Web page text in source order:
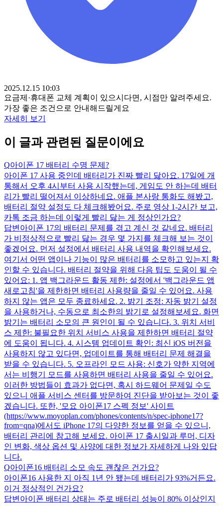
2025.12.15 10:03
요금제·휴대폰 교체 계획이 있으시다면, 시점만 알려주세요.
가장 좋은 조건으로 안내해드릴게요
자세히 보기
이 글과 관련된 질문이에요
Q아이폰 17 배터리 수명 문제?
아이폰 17 사용 중인데 배터리가 진짜 빨리 닳아요. 17일에 개
통해서 오후 4시부터 사용 시작했는데, 게임도 안 하는데 배터
리가 빨리 떨어져서 이상하네요. 애플 본사랑 통화도 해봤고,
배터리 절약 설정도 다 체크해봤어요. 주로 영상 1-2시간 보고,
카톡 조금 하는데 이렇게 빨리 닳는 게 정상인가요?
답변 아이폰 17의 배터리 문제를 겪고 계신 것 같네요. 배터리
가 비정상적으로 빨리 닳는 경우 몇 가지를 체크해 보는 것이
좋겠어요. 먼저 설정에서 배터리 사용 내역을 확인해보세요.
여기서 어떤 앱이나 기능이 많은 배터리를 소모하고 있는지 확
인할 수 있습니다. 배터리 절약을 위해 다음 팁도 도움이 될 수
있어요: 1. 앱 백그라운드 활동 제한: 설정에서 '백그라운드 앱
새로고침'을 제한하면 배터리 사용량을 줄일 수 있어요. 사용
하지 않는 앱은 모두 종료하세요. 2. 밝기 조정: 자동 밝기 설정
을 사용하거나, 수동으로 최소한의 밝기로 설정해보세요. 화면
밝기는 배터리 소모의 큰 원인이 될 수 있습니다. 3. 위치 서비
스 제한: 불필요한 위치 서비스 사용을 제한하면 배터리 절약
에 도움이 됩니다. 4. 시스템 업데이트 확인: 최신 iOS 버전을
사용하지 않고 있다면, 업데이트를 통해 배터리 문제 해결을
받을 수 있습니다. 5. 오프라인 모드 사용: 신호가 약한 지역에
서는 비행기 모드를 사용하면 배터리 사용을 줄일 수 있어요.
이러한 방법들이 효과가 없다면, 혹시 하드웨어 문제일 수도
있으니 애플 서비스 센터를 방문하여 진단을 받아보는 것이 좋
겠습니다. 또한, '모요 아이폰17 스펙 정보' 사이트
(https://www.moyoplan.com/phones/contents/n/spec-iphone17?
from=qna)에서도 iPhone 17의 다양한 정보를 얻을 수 있으니,
배터리 관리에 참고해 보세요. 아이폰 17 출시일과 루머, 디자
인 변화, 색상 옵션 및 사양에 대한 정보가 자세하게 나와 있답
니다.
Q아이폰16 배터리 소모 속도 괜찮은 건가요?
아이폰16 사용한 지 아직 1년 안 됐는데 배터리가 93%거든요.
이거 정상적인 건가요?
답변 아이폰 배터리 상태는 주로 배터리 성능이 80% 이상인지